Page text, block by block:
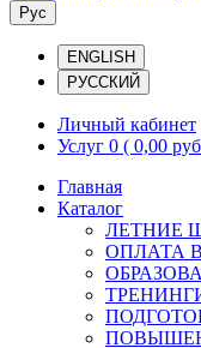
Рус
ENGLISH
РУССКИЙ
Личный кабинет
Услуг 0 ( 0,00
Главная
Каталог
ЛЕТНИЕ
ОПЛАТА